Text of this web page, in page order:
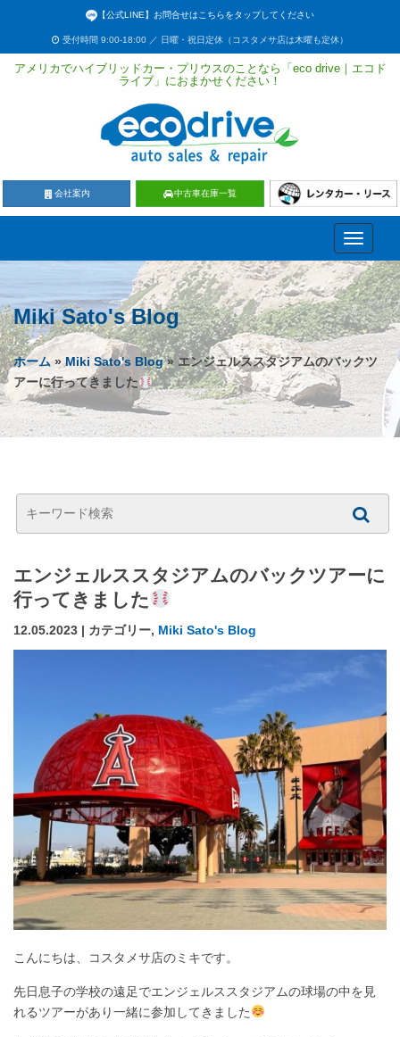
【公式LINE】お問合せはこちらをタップしてください
受付時間 9:00-18:00 ／ 日曜・祝日定休（コスタメサ店は木曜も定休）
アメリカでハイブリッドカー・プリウスのことなら「eco drive｜エコド
ライブ」におまかせください！
会社案内 中古車在庫一覧
Toggle
Miki Sato's Blog
ホーム»Miki Sato's Blog» エンジェルススタジアムのバックツ
アーに行ってきました
エンジェルススタジアムのバックツアーに
行ってきました
12.05.2023 | カテゴリー, Miki Sato's Blog
こんにちは、コスタメサ店のミキです。
先日息子の学校の遠足でエンジェルススタジアムの球場の中を見
れるツアーがあり一緒に参加してきました